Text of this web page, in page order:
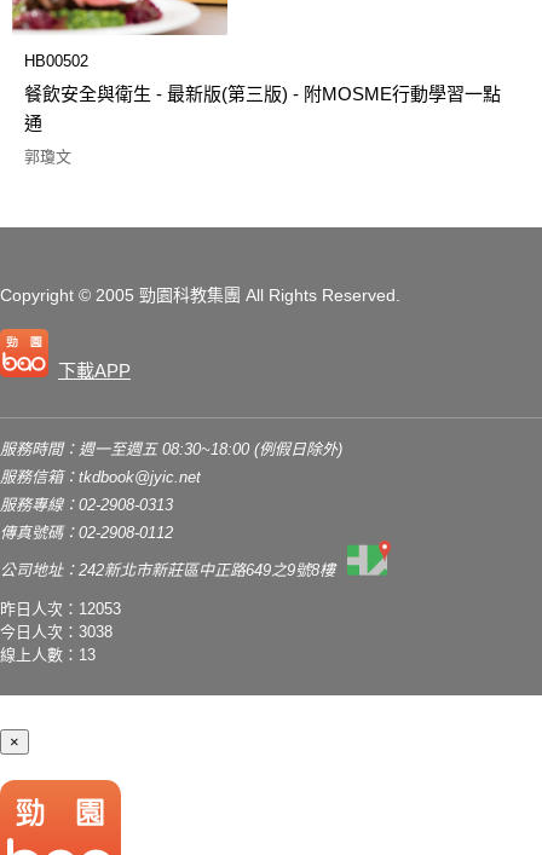
HB00502
餐飲安全與衛生 - 最新版(第三版) - 附MOSME行動學習一點
通
郭瓊文
Copyright © 2005 勁園科教集團 All Rights Reserved.
下載APP
服務時間：週一至週五 08:30~18:00 (例假日除外)
服務信箱： tkdbook@jyic.net
服務專線：02-2908-0313
傳真號碼：02-2908-0112
公司地址：242新北市新莊區中正路649之9號8樓
昨日人次：12053
今日人次：3038
線上人數：13
×